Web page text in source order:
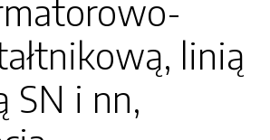
linią
SN i nn,